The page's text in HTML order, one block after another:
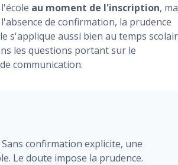
au moment de l'inscription,
de confirmation, la prudence
s'applique aussi bien au temps
les questions portant sur le
communication.
confirmation explicite, une
Le doute impose la prudence.